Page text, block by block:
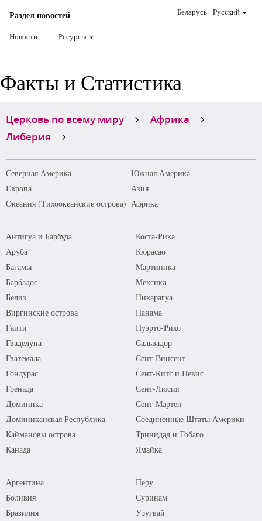
Раздел новостей
Новости Ресурсы
Беларусь-Pусский
Факты и Статистика
Церковь по всему миру
Африка
Либерия
Северная Америка
Южная Америка
Европа
Азия
Океания (Тихоокеанские острова) Африка
Антигуа и Барбуда
Аруба
Багамы
Барбадос
Белиз
Виргинские острова
Гаити
Гваделупа
Гватемала
Гондурас
Гренада
Доминика
Доминиканская Республика
Каймановы острова
Канада
Коста-Рика
Кюрасао
Мартиника
Мексика
Никарагуа
Панама
Пуэрто-Рико
Сальвадор
Сент-Винсент
Сент-Китс и Невис
Сент-Люсия
Сент-Мартен
Соединенные Штаты Америки
Тринидад и Тобаго
Ямайка
Аргентина
Боливия
Бразилия
Перу
Суринам
Уругвай